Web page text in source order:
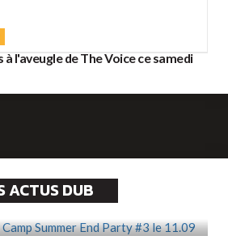
l'aveugle de The Voice ce samedi
ACTUS DUB